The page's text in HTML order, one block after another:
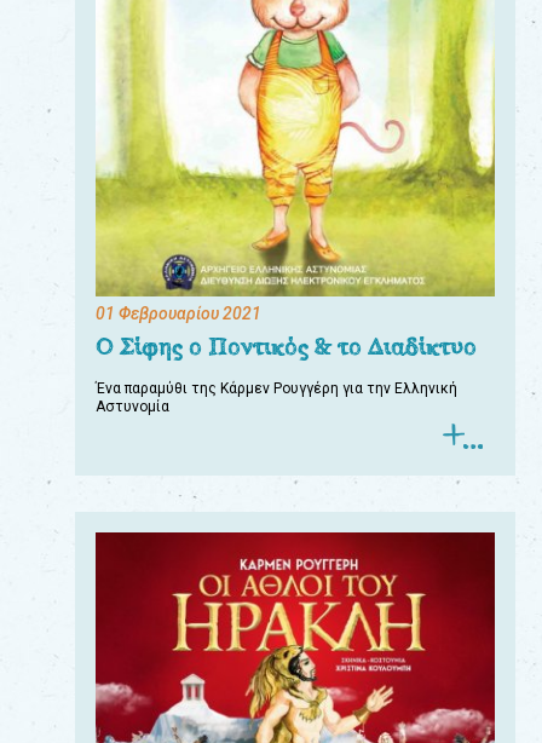
01 Φεβρουαρίου 2021
Ο Σίφης ο Ποντικός & το Διαδίκτυο
Ένα παραμύθι της Κάρμεν Ρουγγέρη για την Ελληνική
Αστυνομία